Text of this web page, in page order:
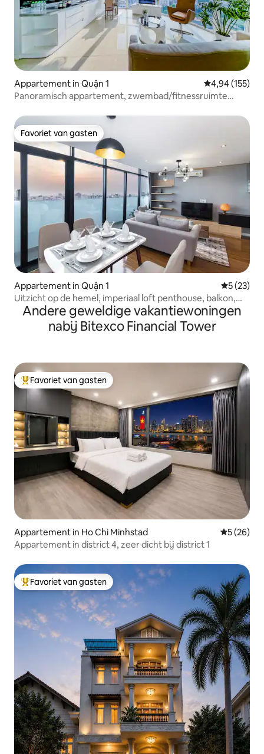
Appartement in Quận 1 Gemiddelde
4,94 (155)
Panoramisch appartement, zwembad/fitnessruimte
Favoriet van gasten
Favoriet van gasten
Appartement in Quận 1
5 (23)
Uitzicht op de hemel, imperiaal loft penthouse, balkon,
zwembad
Andere geweldige vakantiewoningen
nabij Bitexco Financial Tower
Topfavoriet van gasten
Favoriet van gasten
Appartement in Ho Chi Minhstad
5 (26)
Appartement in district 4, zeer dicht bij district 1
Topfavoriet van gasten
Favoriet van gasten